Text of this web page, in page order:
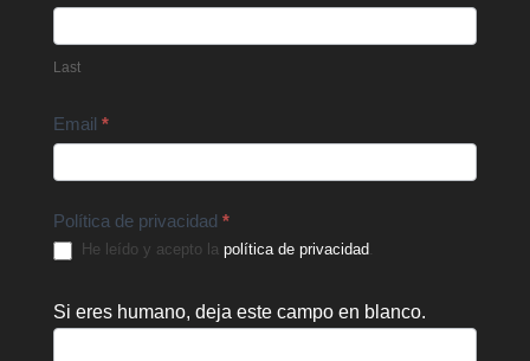
Last
Email *
Política de privacidad *
He leído y acepto la política de privacidad.
Si eres humano, deja este campo en blanco.